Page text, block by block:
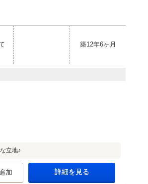
築12年6ヶ月
立地♪
加 詳細を見る